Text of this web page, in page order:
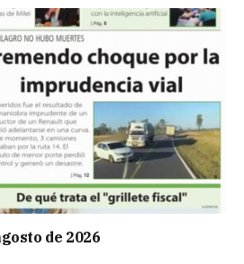
de 2026